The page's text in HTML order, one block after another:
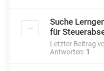
Suche
für
Letzter Beitrag
Antworten: 1